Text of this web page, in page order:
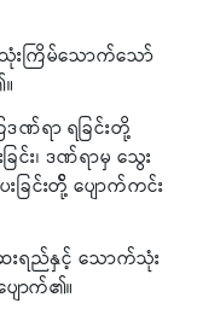
းကြိမ်သောက်သော်
ဒဏ်ရာ ရခြင်းတို့
င်း၊ ဒဏ်ရာမှ သွေး
ြင်းတို့် ပျောက်ကင်း
းရည်နှင့် သောက်သုံး
ောက်၏။